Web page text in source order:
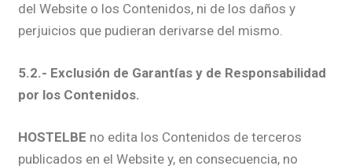
del Website o los Contenidos, ni de los daños y
perjuicios que pudieran derivarse del mismo.
5.2.- Exclusión de Garantías y de Responsabilidad
por los Contenidos.
HOSTELBE no edita los Contenidos de terceros
publicados en el Website y, en consecuencia, no